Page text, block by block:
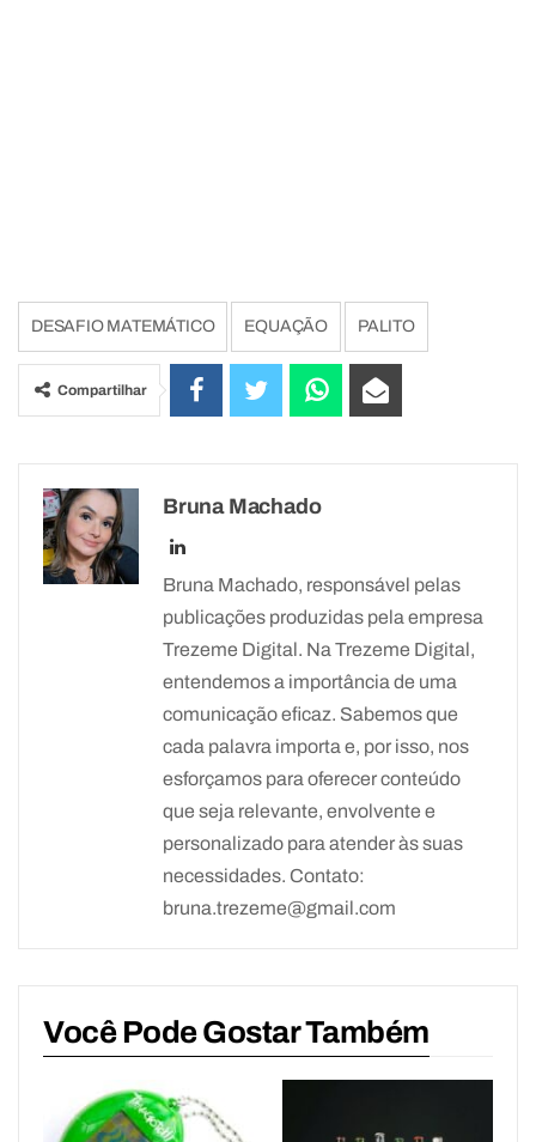
DESAFIO MATEMÁTICO EQUAÇÃO PALITO
Compartilhar
Bruna Machado
Bruna Machado, responsável pelas
publicações produzidas pela empresa
Trezeme Digital. Na Trezeme Digital,
entendemos a importância de uma
comunicação eficaz. Sabemos que
cada palavra importa e, por isso, nos
esforçamos para oferecer conteúdo
que seja relevante, envolvente e
personalizado para atender às suas
necessidades. Contato:
bruna.trezeme@gmail.com
Você Pode Gostar Também